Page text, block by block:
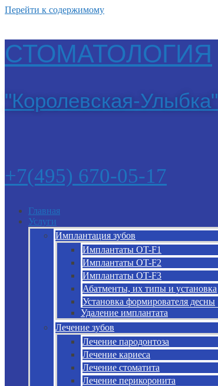
Перейти к содержимому
СТОМАТОЛОГИЯ
"Королевская-Улыбка"
+7(495) 670-05-17
Главная
Услуги
Имплантация зубов
Имплантаты OT-F1
Имплантаты OT-F2
Имплантаты OT-F3
Абатменты, их типы и установка
Установка формирователя десны
Удаление имплантата
Лечение зубов
Лечение пародонтоза
Лечение кариеса
Лечение стоматита
Лечение перикоронита